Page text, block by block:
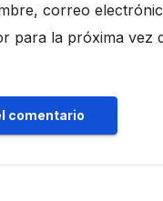
correo
para la próxima vez